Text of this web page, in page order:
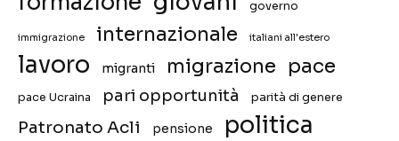
governo
immigrazione internazionale italiani all'estero
lavoro migranti migrazione pace
pace Ucraina pari opportunità parità di genere
Patronato Acli pensione politica